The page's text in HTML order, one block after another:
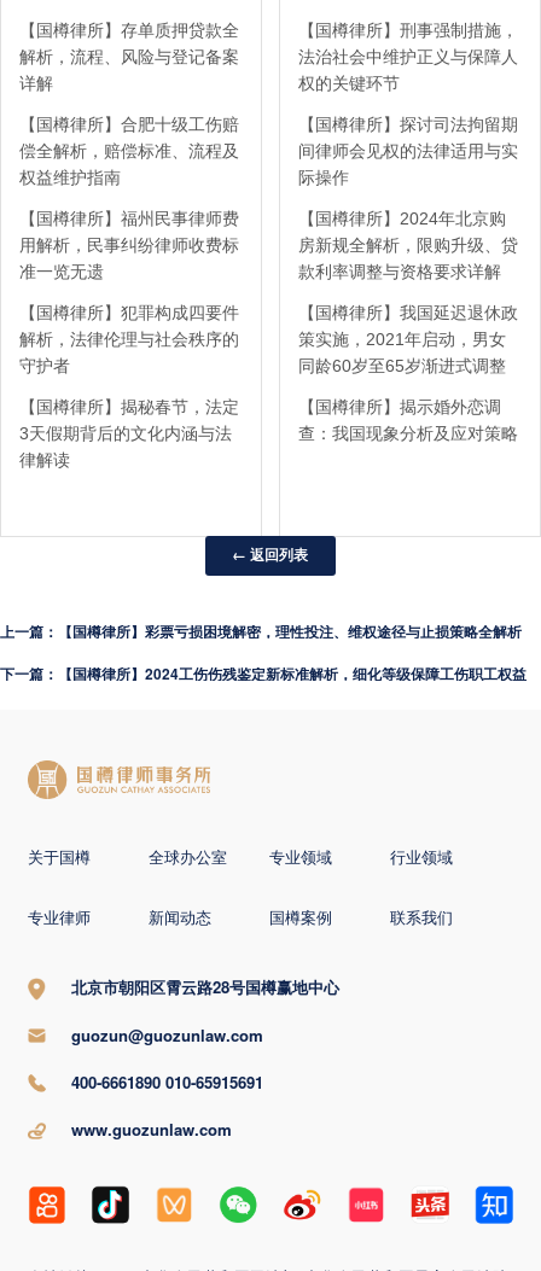
【国樽律所】存单质押贷款全
解析，流程、风险与登记备案
详解
【国樽律所】合肥十级工伤赔
偿全解析，赔偿标准、流程及
权益维护指南
【国樽律所】福州民事律师费
用解析，民事纠纷律师收费标
准一览无遗
【国樽律所】犯罪构成四要件
解析，法律伦理与社会秩序的
守护者
【国樽律所】揭秘春节，法定
3天假期背后的文化内涵与法
律解读
【国樽律所】刑事强制措施，
法治社会中维护正义与保障人
权的关键环节
【国樽律所】探讨司法拘留期
间律师会见权的法律适用与实
际操作
【国樽律所】2024年北京购
房新规全解析，限购升级、贷
款利率调整与资格要求详解
【国樽律所】我国延迟退休政
策实施，2021年启动，男女
同龄60岁至65岁渐进式调整
【国樽律所】揭示婚外恋调
查：我国现象分析及应对策略
← 返回列表
上一篇：【国樽律所】彩票亏损困境解密，理性投注、维权途径与止损策略全解析
下一篇：【国樽律所】2024工伤伤残鉴定新标准解析，细化等级保障工伤职工权益
关于国樽 全球办公室 专业领域 行业领域
专业律师 新闻动态 国樽案例 联系我们
北京市朝阳区霄云路28号国樽赢地中心
guozun@guozunlaw.com
400-6661890 010-65915691
www.guozunlaw.com